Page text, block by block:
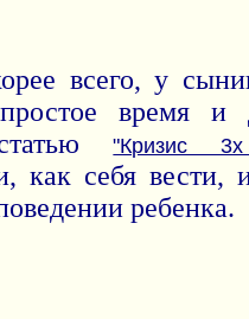
всего, у
время
"Кризис
как себя вести,
ребенка.